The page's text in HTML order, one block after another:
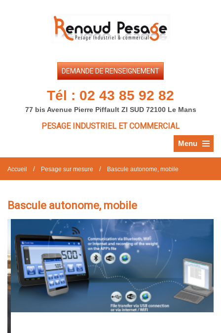
DEMANDE DE RENSEIGNEMENT
Tél : 02 43 85 92 82
77 bis Avenue Pierre Piffault ZI SUD 72100 Le Mans
PESAGE INDUSTRIEL ET COMMERCIAL
Menu
Accueil / Pesage sur mesure / Bascule autonome, mobile
Bascule autonome, mobile